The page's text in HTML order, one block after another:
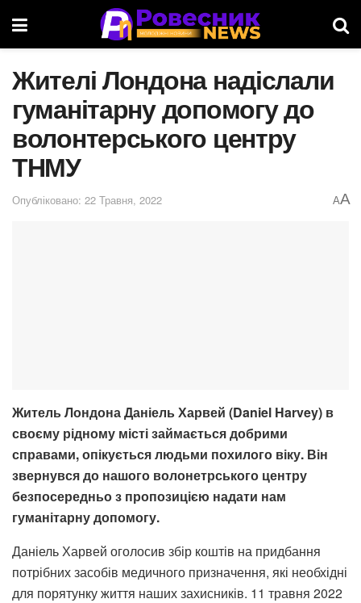
Жителі Лондона надіслали
гуманітарну допомогу до
волонтерського центру
ТНМУ
Опубліковано: 22 Травня, 2022 AA
Житель Лондона Даніель Харвей (Daniel Harvey) в
своєму рідному місті займається добрими
справами, опікується людьми похилого віку. Він
звернувся до нашого волонетрського центру
безпосередньо з пропозицією надати нам
гуманітарну допомогу.
Даніель Харвей оголосив збір коштів на придбання
потрібних засобів медичного призначення, які необхідні
для порятунку життя наших захисників. 11 травня 2022